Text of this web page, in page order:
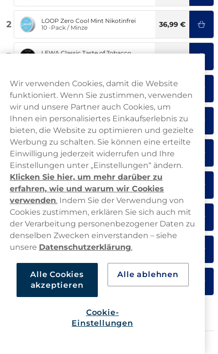
2
LOOP Zero Cool Mint Nikotinfrei
10 -Pack / Minze 36,99 €
3
LEWA Classic Taste of Tobacco
47,90 €
4
Zeronito Icy Mint Slim Nikotinfrei
10 -Pack /Minze 39,90 €
5
Zeronito Cola Slim Nikotinfrei
10 -Pack
39,90 €
6
Zeronito Jalapeño Lime Slim
Nikotinfrei
10 -Pack/Zitrus 39,90 €
7
Zeronito Lakrits Slim Nikotinfrei
10 -Pack/Lakritz 39,90 €
8
Zeronito Espresso Nikotinfrei
10 -Pack/ Kaffee 39,90 €
9
Zeronito Strawberry Lime Slim
Nikotinfrei
10 -Pack/Beeren
Zeronito Espresso Slim Nikotinfrei
10 -Pack/Kaffee
Alle Bestseller
Wir verwenden Cookies, damit die Website
funktioniert. Wenn Sie zustimmen, verwenden
wir und unsere Partner auch Cookies, um
Ihnen ein personalisiertes Einkaufserlebnis zu
bieten, die Website zu optimieren und gezielte
Werbung zu schalten. Sie können eine erteilte
Einwilligung jederzeit widerrufen und Ihre
Einstellungen unter „Einstellungen“ ändern.
Klicken Sie hier, um mehr darüber zu
erfahren, wie und warum wir Cookies
verwenden. Indem Sie der Verwendung von
Cookies zustimmen, erklären Sie sich auch mit
der Verarbeitung personenbezogener Daten zu
denselben Zwecken einverstanden – siehe
unsere Datenschutzerklärung.
Alle Cookies
akzeptieren
Alle ablehnen
Cookie-
Einstellungen